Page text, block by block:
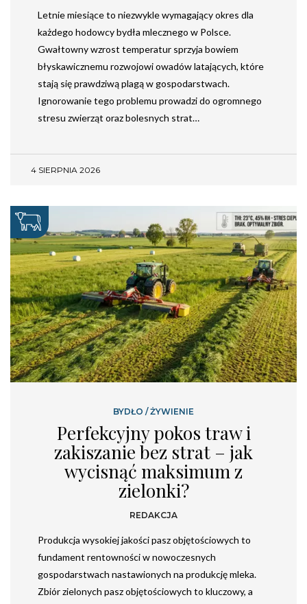
Letnie miesiące to niezwykle wymagający okres dla
każdego hodowcy bydła mlecznego w Polsce.
Gwałtowny wzrost temperatur sprzyja bowiem
błyskawicznemu rozwojowi owadów latających, które
stają się prawdziwą plagą w gospodarstwach.
Ignorowanie tego problemu prowadzi do ogromnego
stresu zwierząt oraz bolesnych strat…
4 SIERPNIA 2026
BYDŁO /ŻYWIENIE
Perfekcyjny pokos traw i
zakiszanie bez strat – jak
wycisnąć maksimum z
zielonki?
REDAKCJA
Produkcja wysokiej jakości pasz objętościowych to
fundament rentowności w nowoczesnych
gospodarstwach nastawionych na produkcję mleka.
Zbiór zielonych pasz objętościowych to kluczowy, a